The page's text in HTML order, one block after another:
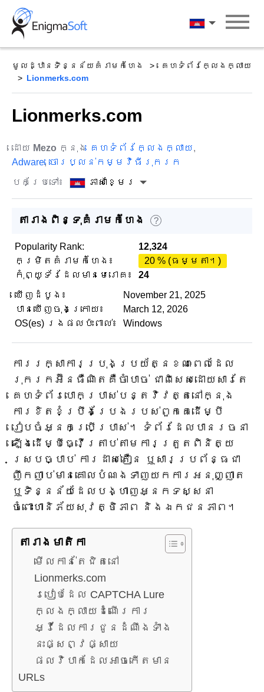
Skip
content
ភាសាខ្មែរ
មូលដ្ឋានទិន្នន័យគំរាមកំហែង
គេហទំព័រក្លែងក្លាយ
Lionmerks.com
Lionmerks.com
ដោយ Mezo ក្នុង គេហទំព័រក្លែងក្លាយ,
Adware, ចោរប្លន់កម្មវិធីរុករក
បកប្រែទៅ៖
ភាសាខ្មែរ
តារាងពិន្ទុគំរាមកំហែង ?
Popularity Rank:
12,324
កម្រិតគំរាមកំហែង៖
20 % (ធម្មតា។)
កុំព្យូទ័រដែលមានមេរោគ៖
24
ឃើញដំបូង៖
November 21, 2025
បានឃើញចុងក្រោយ៖
March 12, 2026
OS(es) រងផលប៉ះពាល់៖
Windows
ការរក្សាការប្រុងប្រយ័ត្នខណៈពេលដែល
រុករកអ៊ីនធឺណិតគឺចាំបាច់ ជាពិសេសដោយសារតែ
គេហទំព័របោកប្រាស់បន្តវិវត្តនៅក្នុង
ការខិតខំប្រឹងប្រែងរបស់ពួកគេដើម្បី
រៀបចំអ្នកប្រើប្រាស់។ ទំព័រដែលបានរចនា
ឡើងដើម្បីធ្វើត្រាប់តាមការត្រួតពិនិត្យ
ស្របច្បាប់ ការដាស់តឿន ឬសារប្រព័ន្ធជា
ញឹកញាប់មានគោលបំណងទាញយកការអនុញ្ញាត
ឬទិន្នន័យដែលបង្ហាញអ្នកទស្សនា
ចំពោះហានិភ័យសុវត្ថិភាព និងឯកជនភាព។
តារាង​មាតិកា
មើលកាន់តែជិតនៅ
Lionmerks.com
របៀបដែល CAPTCHA Lure
ក្លែងក្លាយដំណើរការ
អ្វីដែលការជូនដំណឹងទាំង
នេះផ្សព្វផ្សាយ
ផលវិបាកដែលអាចកើតមាន
URLs